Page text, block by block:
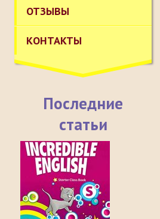
ОТЗЫВЫ
КОНТАКТЫ
Последние
статьи